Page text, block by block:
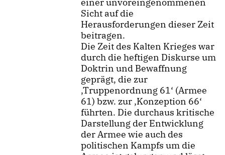
Sicht auf die
Herausforderungen dieser Zeit
beitragen.
Die Zeit des Kalten Krieges war
durch die heftigen Diskurse um
Doktrin und Bewaffnung
geprägt, die zur
‚Truppenordnung 61‘ (Armee
61) bzw. zur ‚Konzeption 66‘
führten. Die durchaus kritische
Darstellung der Entwicklung
der Armee wie auch des
politischen Kampfs um die